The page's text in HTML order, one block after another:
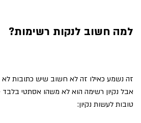
למה חשוב לנקות רשימות?
זה נשמע כאילו זה לא חשוב שיש כתובות
אבל נקיון רשימה הוא לא משהו אסתטי
טובות לעשות נקיון: